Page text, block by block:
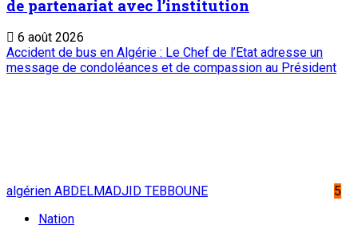
de partenariat avec l’institution
6 août 2026
Accident de bus en Algérie : Le Chef de l’Etat adresse un
message de condoléances et de compassion au Président
algérien ABDELMADJID TEBBOUNE
5
Nation